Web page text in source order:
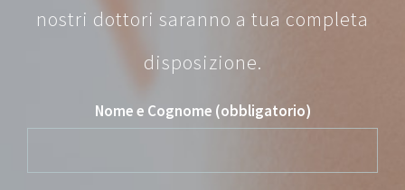
nostri dottori saranno a tua completa
disposizione.
Nome e Cognome (obbligatorio)